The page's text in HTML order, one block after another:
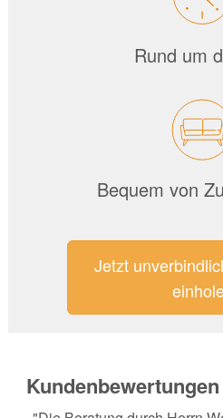
Rund um
Bequem von
Jetzt
Kundenbewertungen